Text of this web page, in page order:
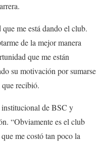
me está dando el club.
de la mejor manera
que me están
su motivación por sumarse
recibió.
institucional de BSC y
“Obviamente es el club
me costó tan poco la